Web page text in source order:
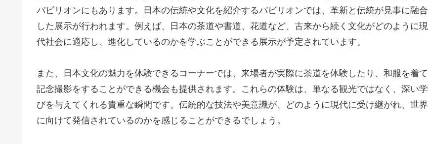
パビリオンにもあります。日本の伝統や文化を紹介するパビリオンでは、革新と伝統が見事に融合
した展示が行われます。例えば、日本の茶道や書道、花道など、古来から続く文化がどのように現
代社会に適応し、進化しているのかを学ぶことができる展示が予定されています。
また、日本文化の魅力を体験できるコーナーでは、来場者が実際に茶道を体験したり、和服を着て
記念撮影をすることができる機会も提供されます。これらの体験は、単なる観光ではなく、深い学
びを与えてくれる貴重な瞬間です。伝統的な技法や美意識が、どのように現代に受け継がれ、世界
に向けて発信されているのかを感じることができるでしょう。